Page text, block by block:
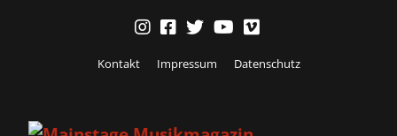
Kontakt Impressum Datenschutz